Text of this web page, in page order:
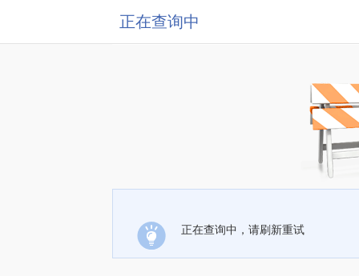
正在查询中
正在查询中，请刷新重试